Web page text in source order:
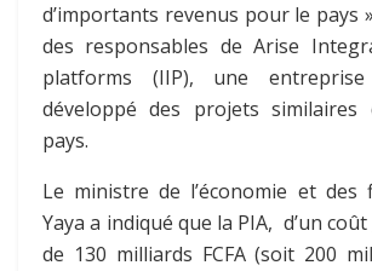
d’importants revenus pour le pays
des responsables de Arise
platforms (IIP), une
développé des projets similaires
pays.
Le ministre de l’économie et des
Yaya a indiqué que la PIA, d’un
de 130 milliards FCFA (soit 200